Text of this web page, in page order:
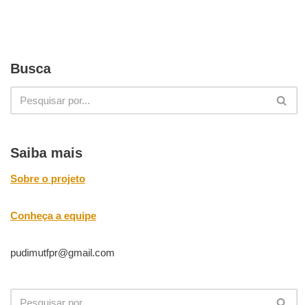
Busca
Saiba mais
Sobre o projeto
Conheça a equipe
pudimutfpr@gmail.com